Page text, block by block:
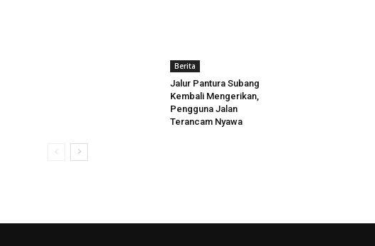
Berita
Jalur Pantura Subang
Kembali Mengerikan,
Pengguna Jalan
Terancam Nyawa